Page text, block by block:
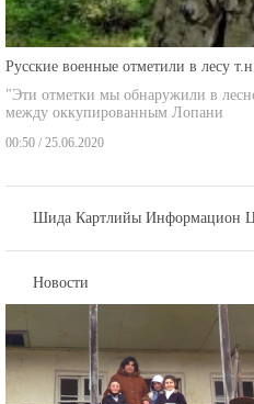
Русские военные отметили в лесу
"Эти отметки мы обнаружили в
между оккупированным Лопани
00:50 / 25.06.2020
Шида Картлийы Информацион
Новости